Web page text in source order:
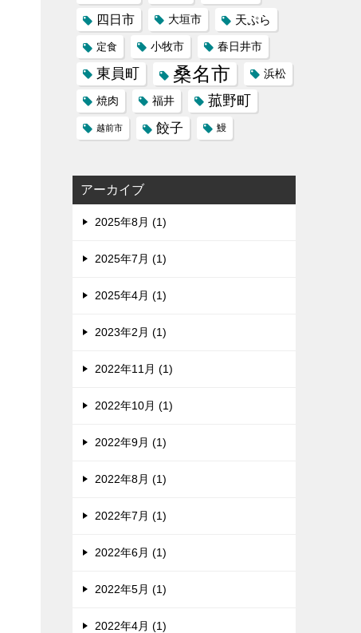
四日市 大垣市 天ぷら
定食 小牧市 春日井市
東員町 桑名市 浜松
焼肉 福井 菰野町
越前市 餃子 鰻
アーカイブ
2025年8月 (1)
2025年7月 (1)
2025年4月 (1)
2023年2月 (1)
2022年11月 (1)
2022年10月 (1)
2022年9月 (1)
2022年8月 (1)
2022年7月 (1)
2022年6月 (1)
2022年5月 (1)
2022年4月 (1)